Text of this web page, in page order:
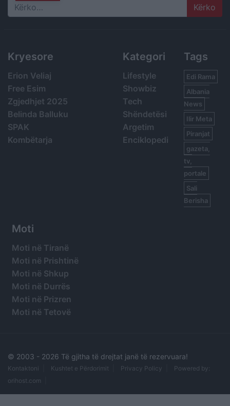
Search
Kryesore
Erion Veliaj
Free Esim
Zgjedhjet 2025
Belinda Balluku
SPAK
Kombëtarja
Kategori
Lifestyle
Showbiz
Tech
Shëndetësi
Argetim
Enciklopedi
Tags
Edi Rama
Albania
News
Ilir Meta
Piranjat
gazeta,
tv,
portale
Sali
Berisha
Moti
Moti në Tiranë
Moti në Prishtinë
Moti në Shkup
Moti në Durrës
Moti në Prizren
Moti në Tetovë
© 2003 - 2026 Të gjitha të drejtat janë të rezervuara!
Kontaktoni Kushtet e Përdorimit Privacy Policy
Powered by:
orihost.com